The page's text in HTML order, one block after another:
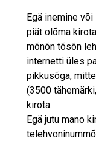
Egä inemine
piät olõma
mõnõn tõsõn
internetti üles
pikkusõga,
(3500
kirota.
Egä jutu mano